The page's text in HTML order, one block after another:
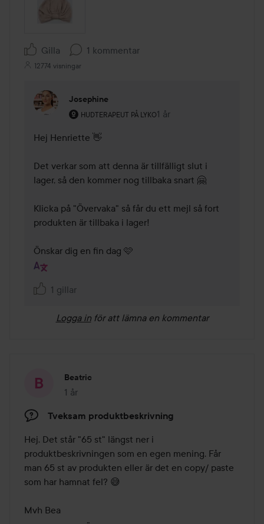
Gilla 1 kommentar
12774 visningar
Josephine
HUDTERAPEUT PÅ LYKO
Användarens roll: Hudterapeut på Lyko.
1 år
Kommentaren lades 1 år
Hej Henriette 👋
Det verkar som att denna är tillfälligt slut i
lager, så den kommer nog tillbaka snart 🤗
Klicka på "Övervaka" så får du ett mejl så fort
produkten är tillbaka i lager!
Önskar dig en fin dag 🩷
1 gillar
Logga in för att lämna en kommentar
Beatric
1 år
Inlägget skapades 1 år
Tveksam produktbeskrivning
Hej. Det står "65 st" längst ner i
produktbeskrivningen som en egen mening. Får
man 65 st av produkten eller är det en copy/ paste
som har hamnat fel? 😅
Mvh Bea